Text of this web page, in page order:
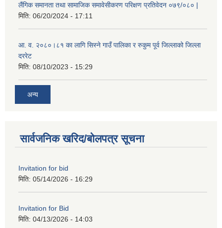
लैंगिक समानता तथा सामाजिक समावेसीकरण परिक्षण प्रतिवेदन ०७९/०८० |
मिति: 06/20/2024 - 17:11
आ. व. २०८०।८१ का लागि सिस्ने गाउँ पालिका र रुकुम पूर्व जिल्लाको जिल्ला
दररेट
मिति: 08/10/2023 - 15:29
अन्य
सार्वजनिक खरिद/बोलपत्र सूचना
Invitation for bid
मिति: 05/14/2026 - 16:29
Invitation for Bid
मिति: 04/13/2026 - 14:03